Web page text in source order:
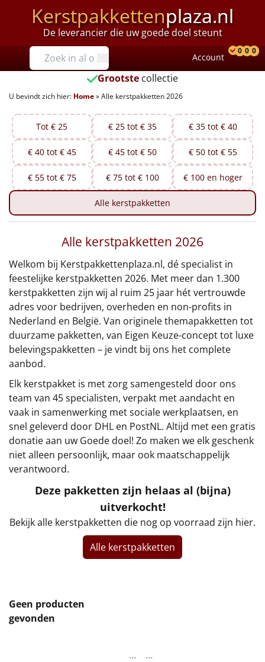
Kerstpakkettenplaza.nl
De leverancier die uw goede doel steunt
Prijzen
Tot €25
€25 tot €35
€35 tot €40
€40 tot €45
€45 tot €50
€50 tot €55
€55 tot €75
€75 tot €100
€100 en hoger
Alle kerstpakketten 2026
Thema
Origineel
Rituals
Luxe
Mannen
Vrouwen
Duurzaam
Uniek
Account
0 0 0
Grootste collectie
U bevindt zich hier: Home»Alle kerstpakketten 2026
Tot € 25 € 25 tot € 35 € 35 tot € 40
€ 40 tot € 45 € 45 tot € 50 € 50 tot € 55
€ 55 tot € 75 € 75 tot € 100 € 100 en hoger
Alle kerstpakketten
Alle kerstpakketten 2026
Welkom bij Kerstpakkettenplaza.nl, dé specialist in
feestelijke kerstpakketten 2026. Met meer dan 1.300
kerstpakketten zijn wij al ruim 25 jaar hét vertrouwde
adres voor bedrijven, overheden en non-profits in
Nederland en België. Van originele themapakketten tot
duurzame pakketten, van Eigen Keuze-concept tot luxe
belevingspakketten – je vindt bij ons het complete
aanbod.
Elk kerstpakket is met zorg samengesteld door ons
team van 45 specialisten, verpakt met aandacht en
vaak in samenwerking met sociale werkplaatsen, en
snel geleverd door DHL en PostNL. Altijd met een gratis
donatie aan uw Goede doel! Zo maken we elk geschenk
niet alleen persoonlijk, maar ook maatschappelijk
verantwoord.
Deze pakketten zijn helaas al (bijna)
uitverkocht!
Bekijk alle kerstpakketten die nog op voorraad zijn hier.
Alle kerstpakketten
Geen producten
gevonden
… …